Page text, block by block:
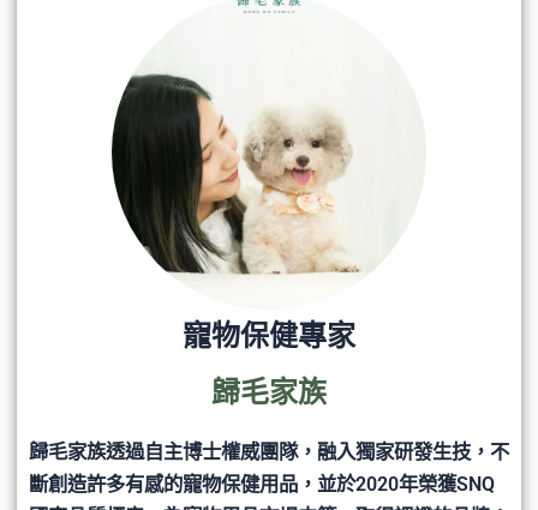
寵物保健專家
歸毛家族
歸毛家族透過自主博士權威團隊，融入獨家研發生技，不
斷創造許多有感的寵物保健用品，並於2020年榮獲SNQ